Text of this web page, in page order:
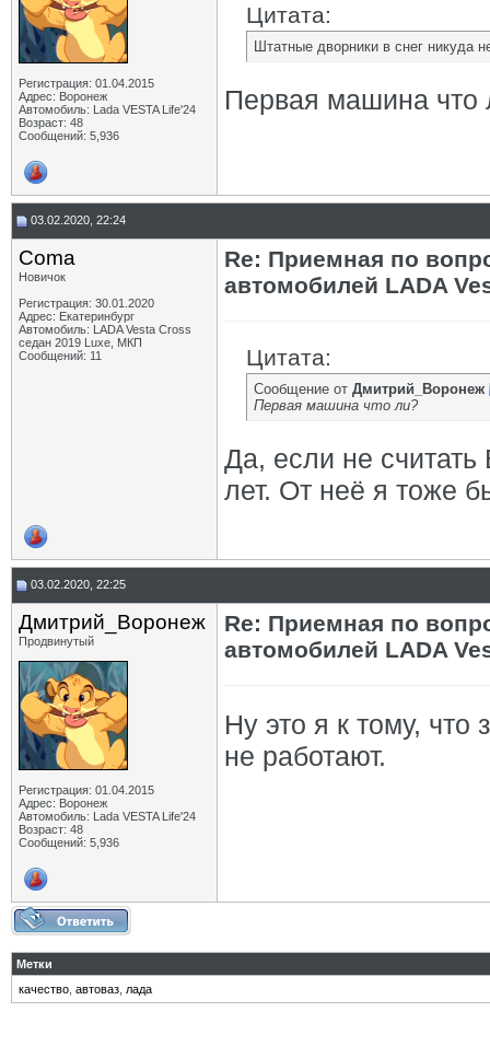
Регистрация: 01.04.2015
Адрес: Воронеж
Автомобиль: Lada VESTA Life'24
Возраст: 48
Сообщений: 5,936
Цитата:
Штатные дворники в снег никуда
Первая машина что
03.02.2020, 22:24
Coma
Новичок
Регистрация: 30.01.2020
Адрес: Екатеринбург
Автомобиль: LADA Vesta Cross
седан 2019 Luxe, МКП
Сообщений: 11
Re: Приемная по
автомобилей LADA
Цитата:
Сообщение от Дмитрий_Воронеж
Первая машина что ли?
Да, если не
лет. От неё я тоже
03.02.2020, 22:25
Дмитрий_Воронеж
Продвинутый
Регистрация: 01.04.2015
Адрес: Воронеж
Автомобиль: Lada VESTA Life'24
Возраст: 48
Сообщений: 5,936
Re: Приемная по
автомобилей LADA
Ну это я к тому,
не работают.
Метки
качество автоваз лада